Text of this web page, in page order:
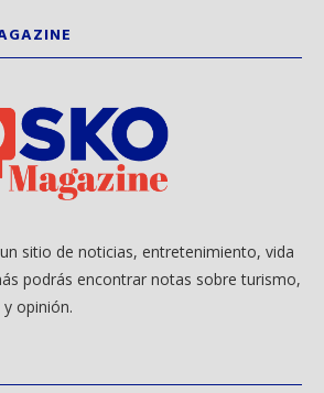
sitio de noticias, entretenimiento, vida
podrás encontrar notas sobre turismo,
opinión.